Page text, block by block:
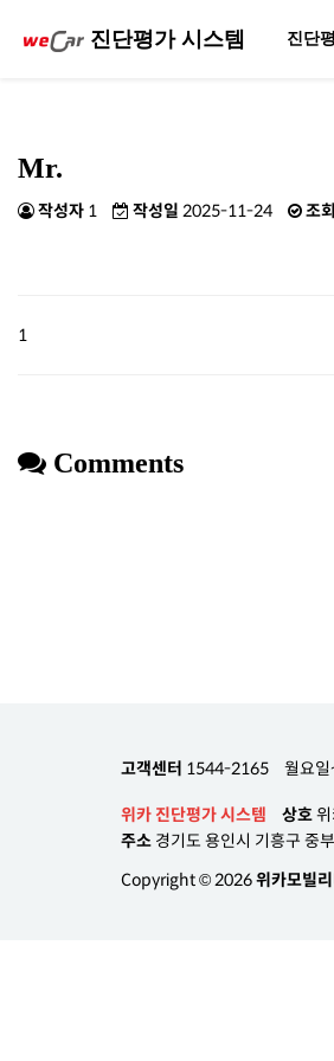
진단평가 시스템 진단
Mr.
작성자 1 작성일 2025-11-24 조
1
Comments
고객센터 1544-2165 월요
위카 진단평가 시스템 상호
주소 경기도 용인시 기흥구 중
Copyright © 2026위카모빌